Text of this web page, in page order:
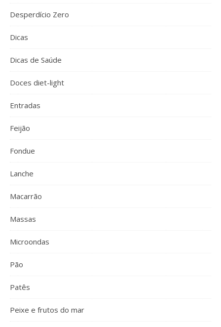
Desperdício Zero
Dicas
Dicas de Saúde
Doces diet-light
Entradas
Feijão
Fondue
Lanche
Macarrão
Massas
Microondas
Pão
Patês
Peixe e frutos do mar